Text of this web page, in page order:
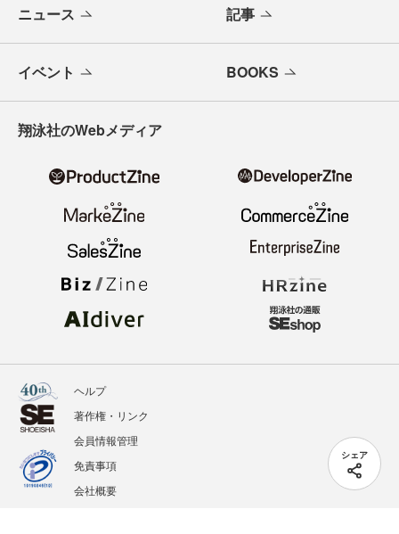
シェア
ニュース 記事
イベント BOOKS
翔泳社のWebメディア
ヘルプ
著作権・リンク
会員情報管理
免責事項
会社概要